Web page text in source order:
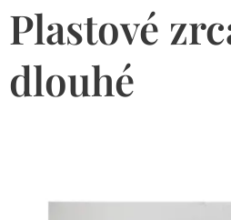
Plastové
dlouhé